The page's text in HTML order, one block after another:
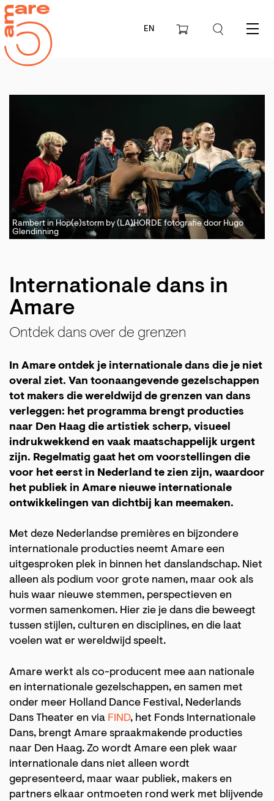
EN Menu
Rambert in Hop(e)storm by (LA)HORDE fotografie door Hugo
Glendinning
Internationale dans in
Amare
Ontdek dans over de grenzen
In Amare ontdek je internationale dans die je niet
overal ziet. Van toonaangevende gezelschappen
tot makers die wereldwijd de grenzen van dans
verleggen: het programma brengt producties
naar Den Haag die artistiek scherp, visueel
indrukwekkend en vaak maatschappelijk urgent
zijn. Regelmatig gaat het om voorstellingen die
voor het eerst in Nederland te zien zijn, waardoor
het publiek in Amare nieuwe internationale
ontwikkelingen van dichtbij kan meemaken.
Met deze Nederlandse premières en bijzondere
internationale producties neemt Amare een
uitgesproken plek in binnen het danslandschap. Niet
alleen als podium voor grote namen, maar ook als
huis waar nieuwe stemmen, perspectieven en
vormen samenkomen. Hier zie je dans die beweegt
tussen stijlen, culturen en disciplines, en die laat
voelen wat er wereldwijd speelt.
Amare werkt als co-producent mee aan nationale
en internationale gezelschappen, en samen met
onder meer Holland Dance Festival, Nederlands
Dans Theater en via FIND, het Fonds Internationale
Dans, brengt Amare spraakmakende producties
naar Den Haag. Zo wordt Amare een plek waar
internationale dans niet alleen wordt
gepresenteerd, maar waar publiek, makers en
partners elkaar ontmoeten rond werk met blijvende